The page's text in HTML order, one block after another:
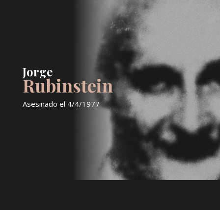
Jorge
Rubinstein
Asesinado el 4/4/1977